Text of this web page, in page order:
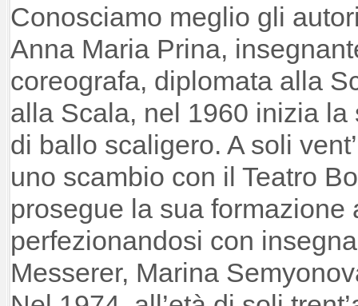
Conosciamo meglio gli
Anna Maria Prina,
coreografa, diplomata alla
alla Scala, nel 1960 inizia
di ballo scaligero. A soli
uno scambio con il Teatro
prosegue la sua formazione
perfezionandosi con
Messerer, Marina